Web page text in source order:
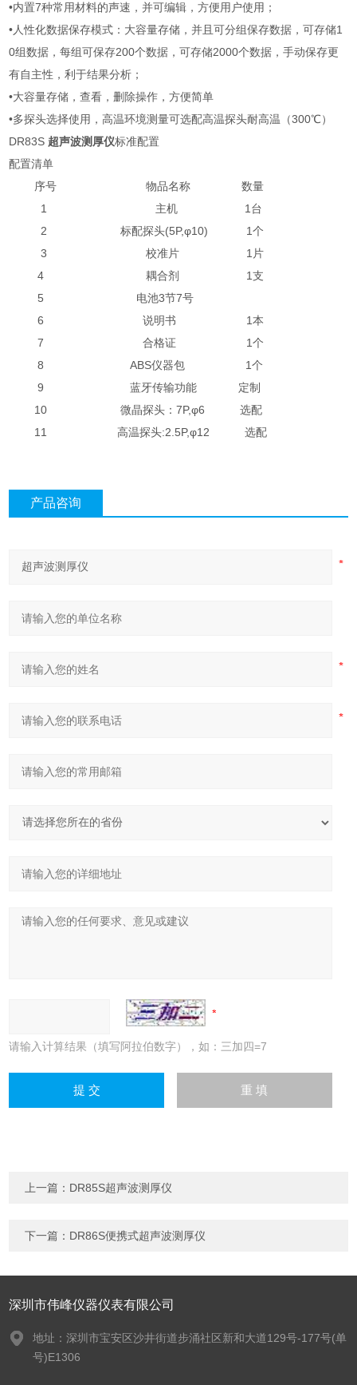
•内置7种常用材料的声速，并可编辑，方便用户使用；
•人性化数据保存模式：大容量存储，并且可分组保存数据，可存储1
0组数据，每组可保存200个数据，可存储2000个数据，手动保存更
有自主性，利于结果分析；
•大容量存储，查看，删除操作，方便简单
•多探头选择使用，高温环境测量可选配高温探头耐高温（300℃）
DR83S 超声波测厚仪标准配置
配置清单
序号物品名称数量
1 主机 1台
2标配探头(5P,φ10) 1个
3校准片 1片
4耦合剂 1支
5 电池3节7号
6说明书 1本
7合格证 1个
8ABS仪器包 1个
9蓝牙传输功能 定制
10微晶探头：7P,φ6选配
11高温探头:2.5P,φ12选配
产品咨询
请输入计算结果（填写阿拉伯数字），如：三加四=7
上一篇： DR85S超声波测厚仪
下一篇： DR86S便携式超声波测厚仪
深圳市伟峰仪器仪表有限公司
地址：深圳市宝安区沙井街道步涌社区新和大道129号-177号(单
号)E1306